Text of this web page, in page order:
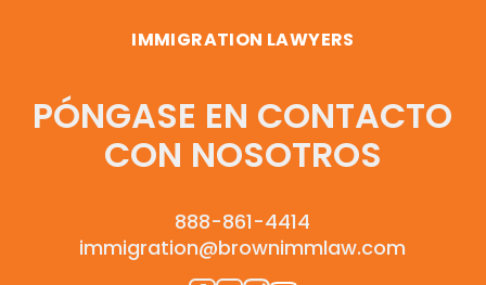
IMMIGRATION LAWYERS
PÓNGASE EN CONTACTO
CON NOSOTROS
888-861-4414
immigration@brownimmlaw.com